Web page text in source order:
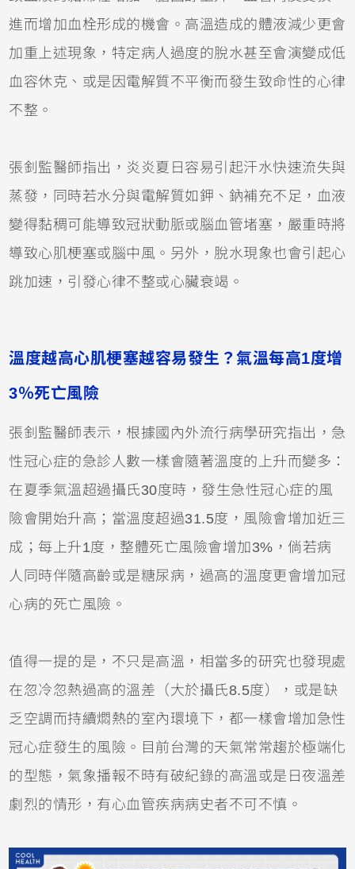
進而增加血栓形成的機會。高溫造成的體液減少更會
加重上述現象，特定病人過度的脫水甚至會演變成低
血容休克、或是因電解質不平衡而發生致命性的心律
不整。
張釗監醫師指出，炎炎夏日容易引起汗水快速流失與
蒸發，同時若水分與電解質如鉀、鈉補充不足，血液
變得黏稠可能導致冠狀動脈或腦血管堵塞，嚴重時將
導致心肌梗塞或腦中風。另外，脫水現象也會引起心
跳加速，引發心律不整或心臟衰竭。
溫度越高心肌梗塞越容易發生？氣溫每高1度增
3％死亡風險
張釗監醫師表示，根據國內外流行病學研究指出，急
性冠心症的急診人數一樣會隨著溫度的上升而變多：
在夏季氣溫超過攝氏30度時，發生急性冠心症的風
險會開始升高；當溫度超過31.5度，風險會增加近三
成；每上升1度，整體死亡風險會增加3%，倘若病
人同時伴隨高齡或是糖尿病，過高的溫度更會增加冠
心病的死亡風險。
值得一提的是，不只是高溫，相當多的研究也發現處
在忽冷忽熱過高的溫差（大於攝氏8.5度），或是缺
乏空調而持續燜熱的室內環境下，都一樣會增加急性
冠心症發生的風險。目前台灣的天氣常常趨於極端化
的型態，氣象播報不時有破紀錄的高溫或是日夜溫差
劇烈的情形，有心血管疾病病史者不可不慎。